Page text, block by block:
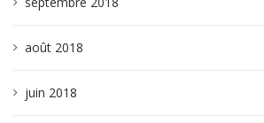
août 2018
juin 2018